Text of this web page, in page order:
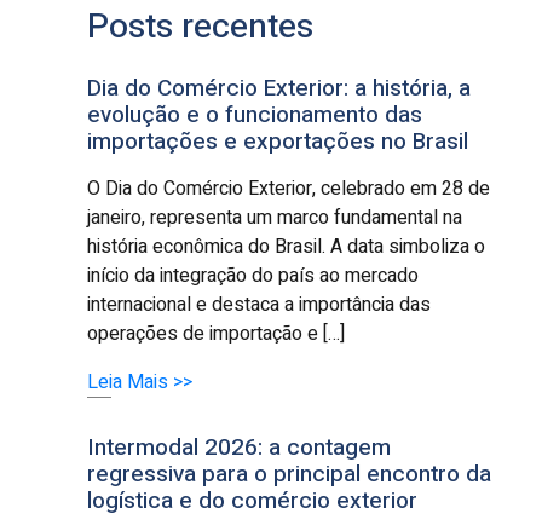
Posts recentes
Dia do Comércio Exterior: a história, a
evolução e o funcionamento das
importações e exportações no Brasil
O Dia do Comércio Exterior, celebrado em 28 de
janeiro, representa um marco fundamental na
história econômica do Brasil. A data simboliza o
início da integração do país ao mercado
internacional e destaca a importância das
operações de importação e […]
Leia Mais >>
Intermodal 2026: a contagem
regressiva para o principal encontro da
logística e do comércio exterior